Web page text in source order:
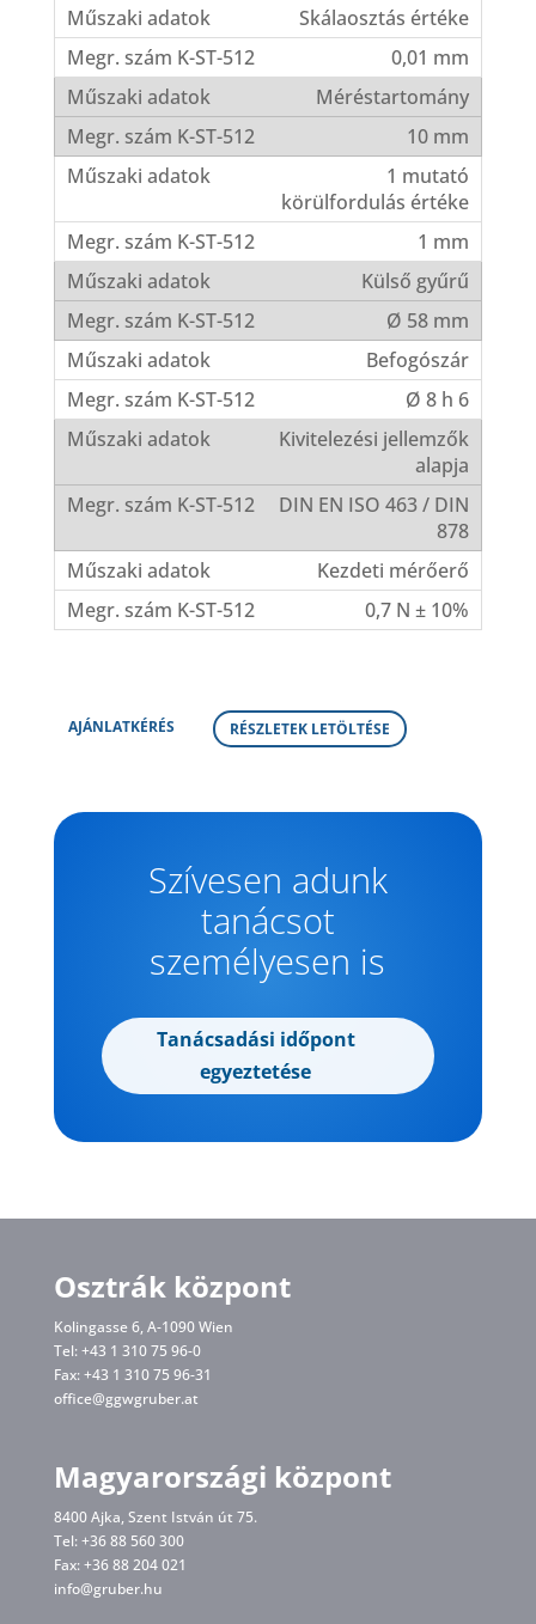
Skálaosztás értéke
0,01 mm
Méréstartomány
10 mm
1 mutató
körülfordulás értéke
1 mm
Külső gyűrű
Ø 58 mm
Befogószár
Ø 8 h 6
Kivitelezési jellemzők
alapja
DIN EN ISO 463 / DIN
878
Kezdeti mérőerő
0,7 N ± 10%
AJÁNLATKÉRÉS RÉSZLETEK LETÖLTÉSE
Szívesen adunk
tanácsot
személyesen is
Tanácsadási időpont
egyeztetése
Osztrák központ
Kolingasse 6, A-1090 Wien
Tel: +43 1 310 75 96-0
Fax: +43 1 310 75 96-31
office@ggwgruber.at
Magyarországi központ
8400 Ajka, Szent István út 75.
Tel: +36 88 560 300
Fax: +36 88 204 021
info@gruber.hu